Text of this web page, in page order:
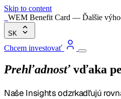
Skip to content
WEM Benefit Card — Ďalšie
SK
Chcem investovať
Prehľadnosť vďaka
Naše Insights odzrkadľujú